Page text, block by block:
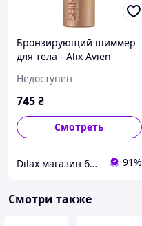
Бронзирующий шиммер
для тела - Alix Avien
75ml (1104234-2)
Недоступен
745₴
Смотреть
Dilax магазин брендовых детских игрушек и товаров для родителей. 91%
Смотри также